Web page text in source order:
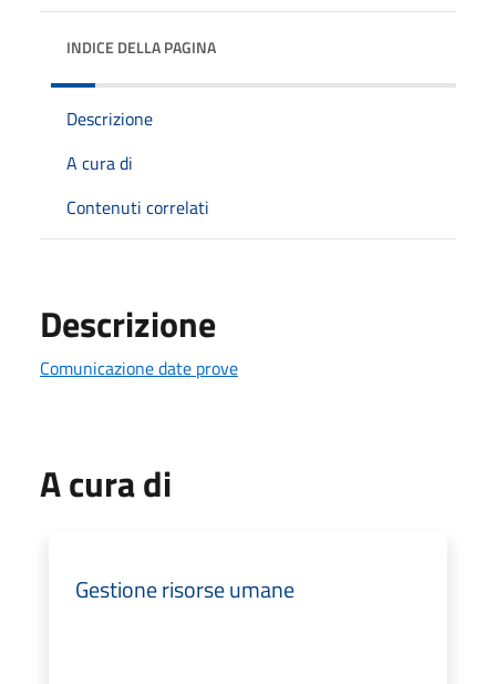
INDICE DELLA PAGINA
Descrizione
A cura di
Contenuti correlati
Descrizione
Comunicazione date prove
A cura di
Gestione risorse umane